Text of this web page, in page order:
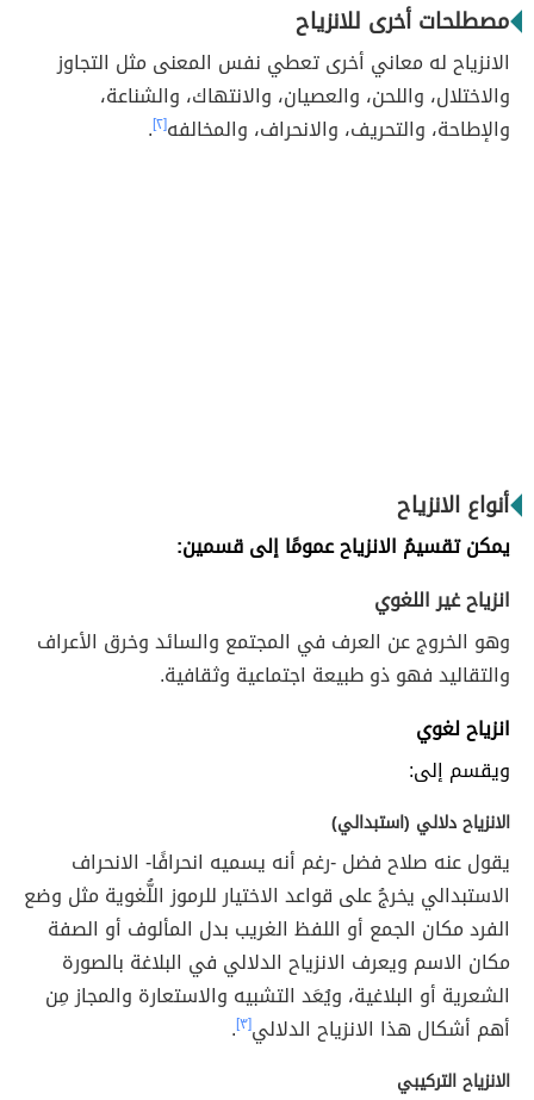
مصطلحات أخرى للانزياح
الانزياح له معاني أخرى تعطي نفس المعنى مثل التجاوز
والاختلال، واللحن، والعصيان، والانتهاك، والشناعة،
والإطاحة، والتحريف، والانحراف، والمخالفه[٢] .
أنواع الانزياح
يمكن تقسيمُ الانزياح عمومًا إلى قسمين:
انزياح غير اللغوي
وهو الخروج عن العرف في المجتمع والسائد وخرق الأعراف
والتقاليد فهو ذو طبيعة اجتماعية وثقافية.
انزياح لغوي
ويقسم إلى:
الانزياح دلالي (استبدالي)
يقول عنه صلاح فضل -رغم أنه يسميه انحرافًا- الانحراف
الاستبدالي يخرجُ على قواعد الاختيار للرموز اللُّغوية مثل وضع
الفرد مكان الجمع أو اللفظ الغريب بدل المألوف أو الصفة
مكان الاسم ويعرف الانزياح الدلالي في البلاغة بالصورة
الشعرية أو البلاغية، ويُعَد التشبيه والاستعارة والمجاز مِن
أهم أشكال هذا الانزياح الدلالي[٣] .
الانزياح التركيبي